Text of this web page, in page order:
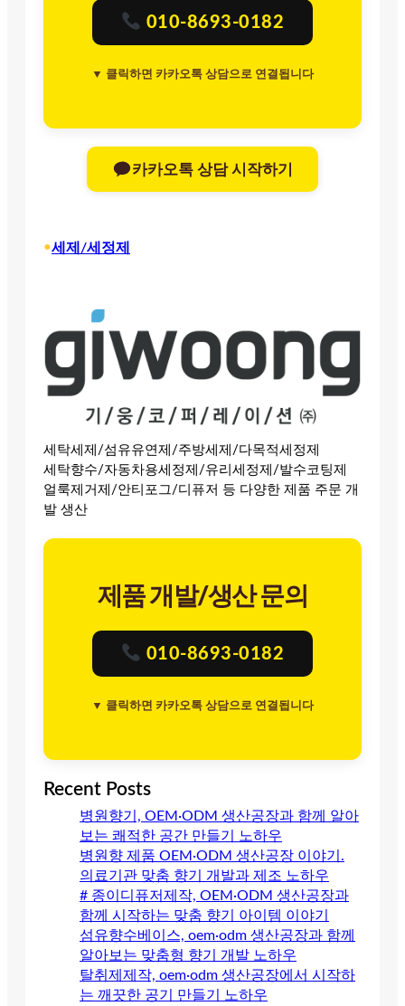
010-8693-0182
▼ 클릭하면 카카오톡 상담으로 연결됩니다
카카오톡 상담 시작하기
•세제/세정제
세탁세제/섬유유연제/주방세제/다목적세정제
세탁향수/자동차용세정제/유리세정제/발수코팅제
얼룩제거제/안티포그/디퓨저 등 다양한 제품 주문 개
발 생산
제품 개발/생산 문의
010-8693-0182
▼ 클릭하면 카카오톡 상담으로 연결됩니다
Recent Posts
병원향기, OEM·ODM 생산공장과 함께 알아
보는 쾌적한 공간 만들기 노하우
병원향 제품 OEM·ODM 생산공장 이야기.
의료기관 맞춤 향기 개발과 제조 노하우
# 종이디퓨저제작, OEM·ODM 생산공장과
함께 시작하는 맞춤 향기 아이템 이야기
섬유향수베이스, oem·odm 생산공장과 함께
알아보는 맞춤형 향기 개발 노하우
탈취제제작, oem·odm 생산공장에서 시작하
는 깨끗한 공기 만들기 노하우